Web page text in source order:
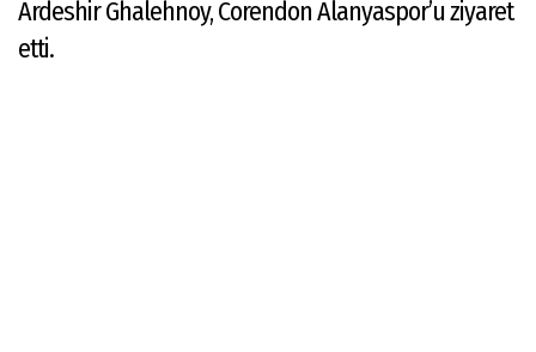
Ardeshir Ghalehnoy, Corendon Alanyaspor’u ziyaret
etti.